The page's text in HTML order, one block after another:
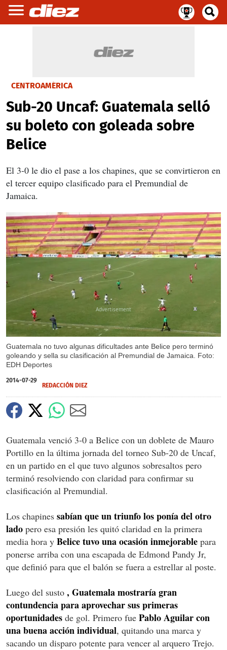
CENTROAMÉRICA
Sub-20 Uncaf: Guatemala selló
su boleto con goleada sobre
Belice
El 3-0 le dio el pase a los chapines, que se convirtieron en
el tercer equipo clasificado para el Premundial de
Jamaica.
Guatemala no tuvo algunas dificultades ante Belice pero terminó
goleando y sella su clasificación al Premundial de Jamaica. Foto:
EDH Deportes
X
2014-07-29
REDACCIÓN DIEZ
Guatemala venció 3-0 a Belice con un doblete de Mauro
Portillo en la última jornada del torneo Sub-20 de Uncaf,
en un partido en el que tuvo algunos sobresaltos pero
terminó resolviendo con claridad para confirmar su
clasificación al Premundial.
Los chapines sabían que un triunfo los ponía del otro
lado pero esa presión les quitó claridad en la primera
media hora y Belice tuvo una ocasión inmejorable para
ponerse arriba con una escapada de Edmond Pandy Jr,
que definió para que el balón se fuera a estrellar al poste.
Luego del susto , Guatemala mostraría gran
contundencia para aprovechar sus primeras
oportunidades de gol. Primero fue Pablo Aguilar con
una buena acción individual, quitando una marca y
sacando un disparo potente para vencer al arquero Trejo.